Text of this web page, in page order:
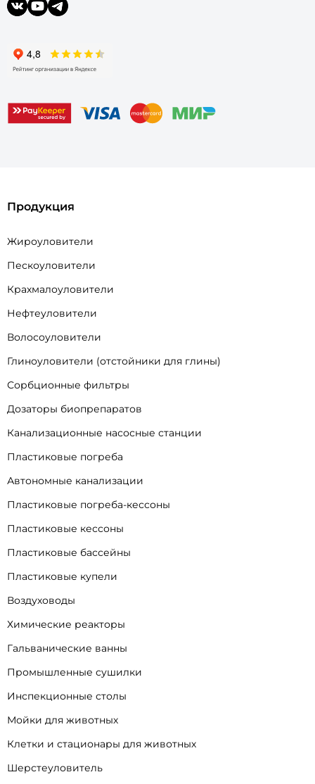
Продукция
Жироуловители
Пескоуловители
Крахмалоуловители
Нефтеуловители
Волосоуловители
Глиноуловители (отстойники для глины)
Сорбционные фильтры
Дозаторы биопрепаратов
Канализационные насосные станции
Пластиковые погреба
Автономные канализации
Пластиковые погреба-кессоны
Пластиковые кессоны
Пластиковые бассейны
Пластиковые купели
Воздуховоды
Химические реакторы
Гальванические ванны
Промышленные сушилки
Инспекционные столы
Мойки для животных
Клетки и стационары для животных
Шерстеуловитель